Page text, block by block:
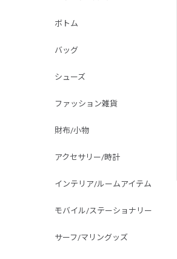
ボトム
バッグ
シューズ
ファッション雑貨
財布/小物
アクセサリー/時計
インテリア/ルームアイテム
モバイル/ステーショナリー
サーフ/マリングッズ